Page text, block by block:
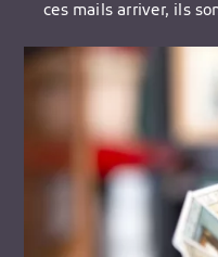
ces mails arriver, ils